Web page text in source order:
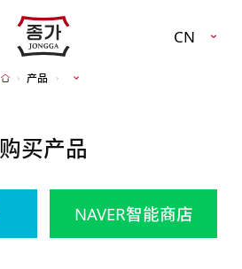
JJONGGA CN
Home产品
购买产品
NAVER智能商店